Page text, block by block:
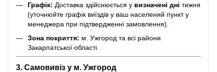
Графік: Доставка здійснюється у визначені дні тижня
(уточнюйте графік виїздів у ваш населений пункт у
менеджера при підтвердженні замовлення).
Зона покриття: м. Ужгород та всі райони
Закарпатської області.
3. Самовивіз у м. Ужгород